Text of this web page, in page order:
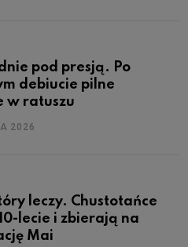
pod presją. Po
debiucie pilne
w ratuszu
2026
leczy. Chustotańce
lecie i zbierają na
Mai